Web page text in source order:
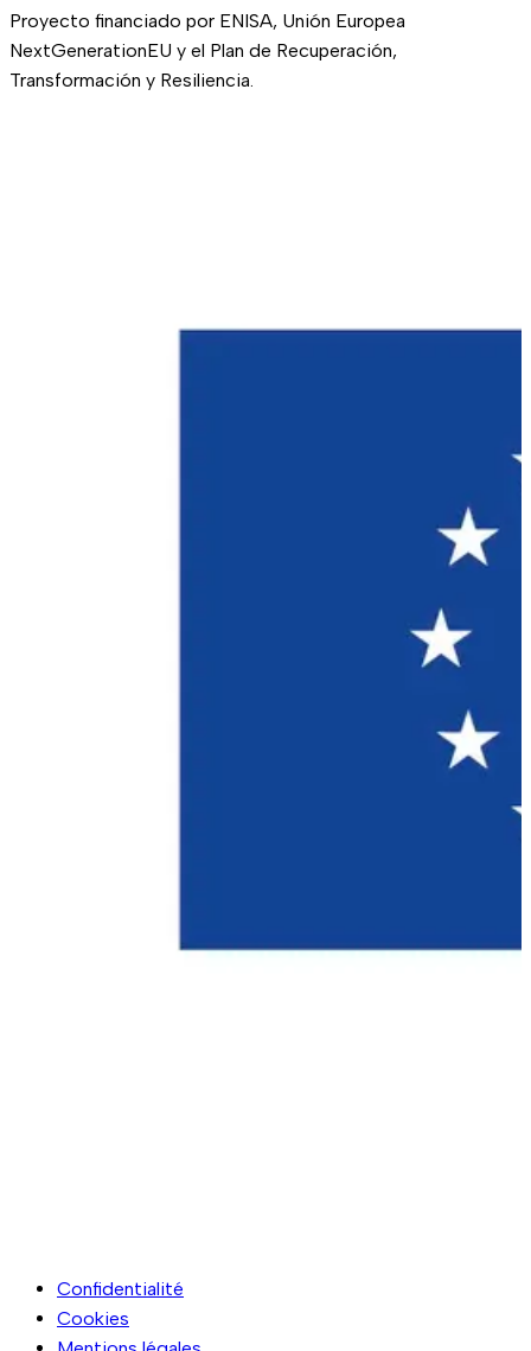
Proyecto financiado por ENISA, Unión Europea
NextGenerationEU y el Plan de Recuperación,
Transformación y Resiliencia.
Confidentialité
Cookies